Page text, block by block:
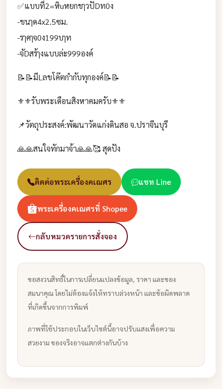
✅แบบที่2=หิuหยกขๅวปัDท0ง
-ขนๅด4x2.5ซม.
-รๅคๅจ0ง199บๅท
-จัDสร้ๅงแบบล่ะ999องค์
📝📝มีLลขโค๊ตกำกับทุกองค์📝📝
⚜️⚜️รับพระเดือนสิงหาคมครับ⚜️⚜️
📌วัตถุประสงค์:พัฒนาวัดแก่งดินสอ จ.ปราจีนบุรี
🙏🙏สนใจทักมาจ้า🙏🙏🥰 สุดปัง
ติดต่อพระเครื่องคเณศร แชท Line
พระเครื่องคเณศรที่ Shopee
กลับหมวดรายการสั่งจอง
ขอสงวนสิทธิ์ในการเปลี่ยนแปลงข้อมูล, ราคา และของ
สมนาคุณ โดยไม่ต้องแจ้งให้ทราบล่วงหน้า และข้อผิดพลาด
ที่เกิดขึ้นจากการพิมพ์
ภาพที่ใช้ประกอบในเว็บไซต์นี้อาจปรับแสงเพื่อความ
สวยงาม ของจริงอาจแตกต่างกันบ้าง